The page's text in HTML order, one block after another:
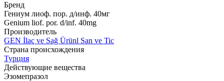
Бренд
Гениум лиоф. пор. д/инф. 40мг
Genium liof. por. d/inf. 40mg
Производитель
GEN İlaç ve Sağ Ürünl San ve Tic
Страна происхождения
Турция
Действующие вещества
Эзомепразол